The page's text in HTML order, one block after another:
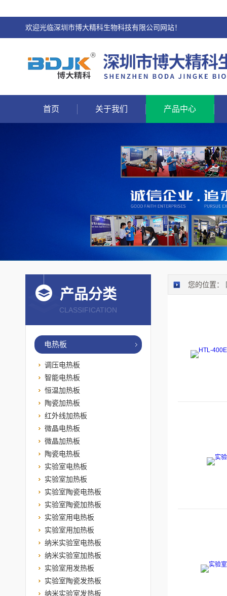
欢迎光临深圳市博大精科生物科技有限公司网站！
首页 关于我们 产品中心
产品分类
CLASSIFICATION
电热板
调压电热板
智能电热板
恒温加热板
陶瓷加热板
红外线加热板
微晶电热板
微晶加热板
陶瓷电热板
实验室电热板
实验室加热板
实验室陶瓷电热板
实验室陶瓷加热板
实验室用电热板
实验室用加热板
纳米实验室电热板
纳米实验室加热板
实验室用发热板
实验室陶瓷发热板
纳米实验室发热板
您的位置：